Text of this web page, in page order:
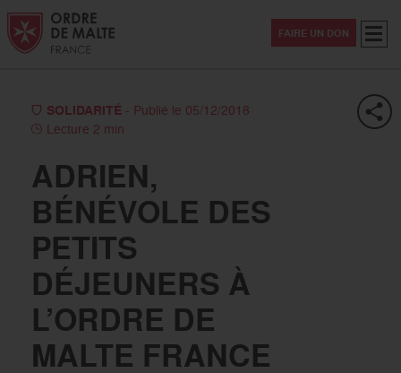
Aller au contenu
Aller à la recherche
Aller au menu
FAIRE UN DON
SOLIDARITÉ - Publié le 05/12/2018
Lecture 2 min
ADRIEN,
BÉNÉVOLE DES
PETITS
DÉJEUNERS À
L’ORDRE DE
MALTE FRANCE